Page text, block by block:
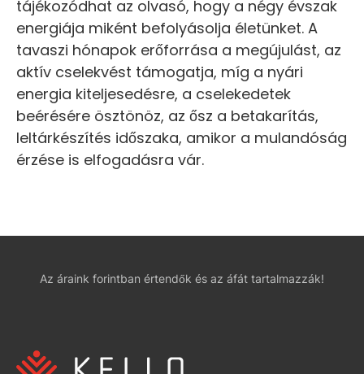
tájékozódhat az olvasó, hogy a négy évszak
energiája miként befolyásolja életünket. A
tavaszi hónapok erőforrása a megújulást, az
aktív cselekvést támogatja, míg a nyári
energia kiteljesedésre, a cselekedetek
beérésére ösztönöz, az ősz a betakarítás,
leltárkészítés időszaka, amikor a mulandóság
érzése is elfogadásra vár.
Az áraink forintban értendők és az áfát tartalmazzák!